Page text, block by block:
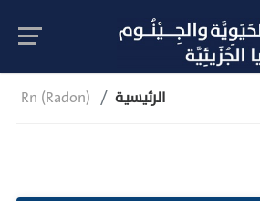
Rn (Radon) الرئيسية